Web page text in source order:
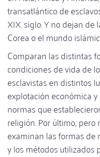
transatlántico de
XIX. siglo. Y no dejan
Corea o el mundo
Comparan las distintas
condiciones de vida de
esclavistas en distintos
explotación económica
normas que
religión. Por último,
examinan las formas de
y los métodos utilizados